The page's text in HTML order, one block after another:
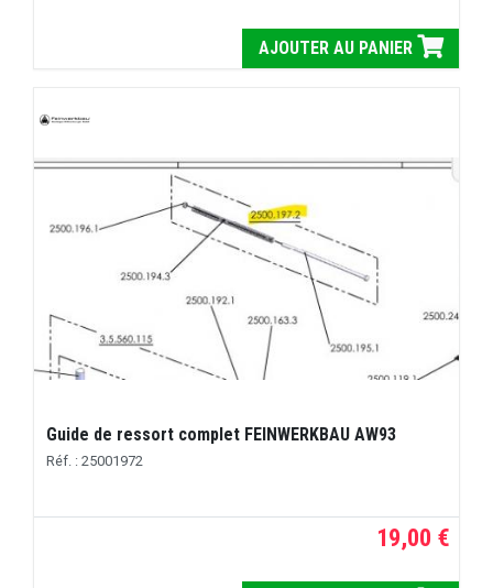
AJOUTER AU PANIER
Guide de ressort complet FEINWERKBAU AW93
Réf. : 25001972
19,00 €